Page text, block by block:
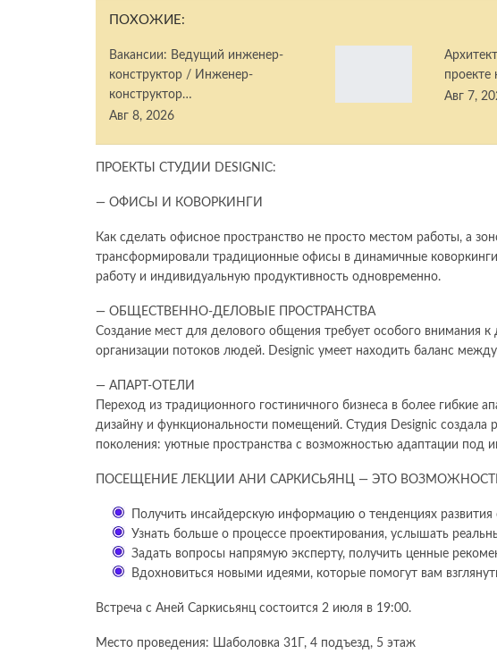
ПОХОЖИЕ:
Вакансии: Ведущий инженер-
конструктор / Инженер-
конструктор…
Авг 8, 2026
Авг 7,
ПРОЕКТЫ СТУДИИ DESIGNIC:
— ОФИСЫ И КОВОРКИНГИ
Как сделать офисное пространство не просто местом работы, а
трансформировали традиционные офисы в динамичные
работу и индивидуальную продуктивность одновременно.
— ОБЩЕСТВЕННО-ДЕЛОВЫЕ ПРОСТРАНСТВА
Создание мест для делового общения требует особого внимания
организации потоков людей. Designic умеет находить баланс
— АПАРТ-ОТЕЛИ
Переход из традиционного гостиничного бизнеса в более гибкие
дизайну и функциональности помещений. Студия Designic создала
поколения: уютные пространства с возможностью адаптации под
ПОСЕЩЕНИЕ ЛЕКЦИИ АНИ САРКИСЬЯНЦ — ЭТО
Получить инсайдерскую информацию о тенденциях
Узнать больше о процессе проектирования, услышать
Задать вопросы напрямую эксперту, получить ценные
Вдохновиться новыми идеями, которые помогут вам
Встреча с Аней Саркисьянц состоится 2 июля в 19:00.
Место проведения: Шаболовка 31Г, 4 подъезд, 5 этаж